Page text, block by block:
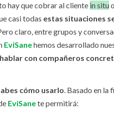
hay que cobrar al cliente in situ
casi todas estas situaciones
claro, entre grupos y
EviSanehemos desarrollado
con compañeros
cómo usarlo. Basado en la
EviSanete permitirá: